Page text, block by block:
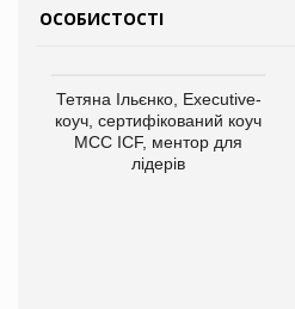
ОСОБИСТОСТІ
Тетяна Ільєнко, Executive-
коуч, сертифікований коуч
МСС ICF, ментор для
лідерів